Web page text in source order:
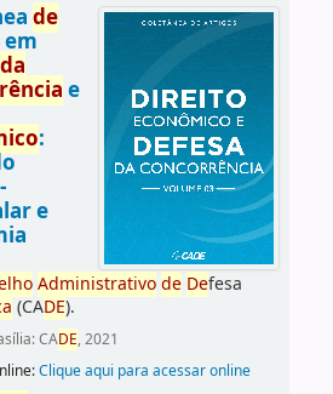
de
da
e
:
e
Administrativo de Defesa
(CADE).
CADE, 2021
Clique aqui para acessar online